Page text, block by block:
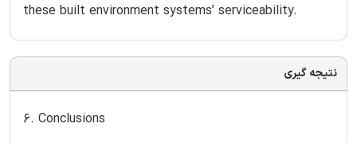
these built environment systems’ serviceability.
نتیجه گیری
6. Conclusions